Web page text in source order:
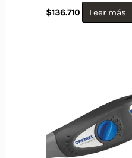
$136.710 Leer más